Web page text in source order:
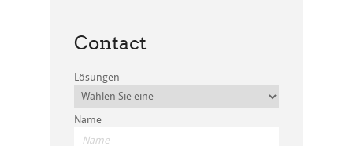
Contact
Lösungen
Name